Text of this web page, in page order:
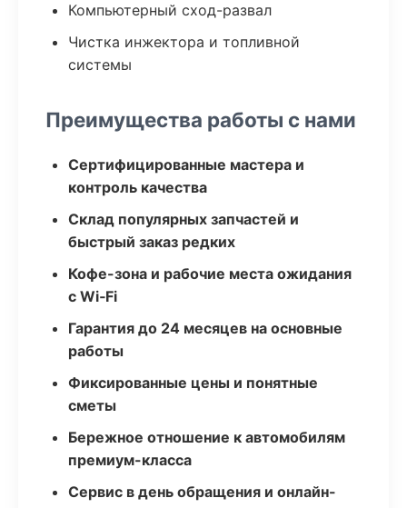
Компьютерный сход-развал
Чистка инжектора и топливной
системы
Преимущества работы с нами
Сертифицированные мастера и
контроль качества
Склад популярных запчастей и
быстрый заказ редких
Кофе-зона и рабочие места ожидания
с Wi‑Fi
Гарантия до 24 месяцев на основные
работы
Фиксированные цены и понятные
сметы
Бережное отношение к автомобилям
премиум-класса
Сервис в день обращения и онлайн-